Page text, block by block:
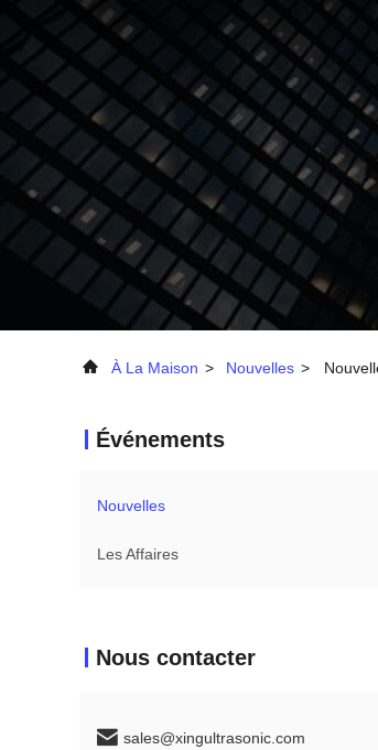
À La Maison > Nouvelles >
Événements
Nouvelles
Les Affaires
Nous contacter
sales@xingultrasonic.com